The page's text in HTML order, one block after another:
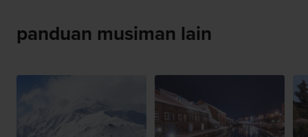
panduan musiman lain